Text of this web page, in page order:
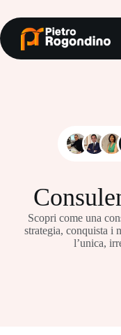
contenuto
Scopri come una
strategia, conquista i
l’unica,